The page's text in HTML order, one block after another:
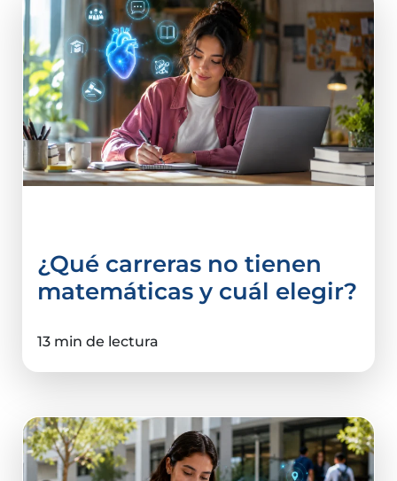
¿Qué carreras no tienen
matemáticas y cuál elegir?
13 min de lectura